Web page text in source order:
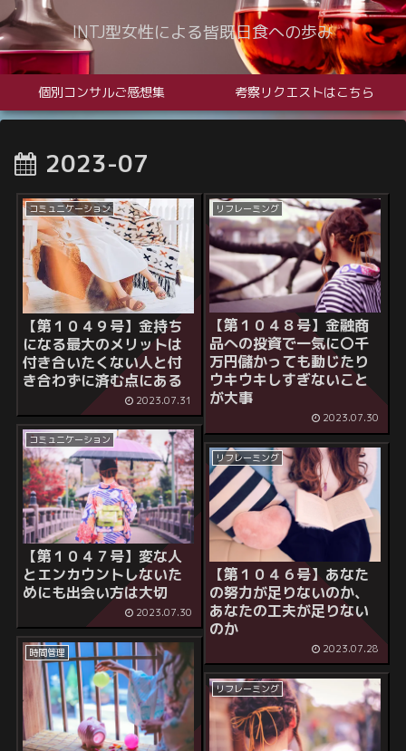
INTJ型女性による皆既日食への歩み
個別コンサルご感想集 考察リクエストはこちら
2023-07
コミュニケーション
【第１０４９号】金持ち
になる最大のメリットは
付き合いたくない人と付
き合わずに済む点にある
2023.07.31
リフレーミング
【第１０４８号】金融商
品への投資で一気に〇千
万円儲かっても動じたり
ウキウキしすぎないこと
が大事
2023.07.30
コミュニケーション
【第１０４７号】変な人
とエンカウントしないた
めにも出会い方は大切
2023.07.30
リフレーミング
【第１０４６号】あなた
の努力が足りないのか、
あなたの工夫が足りない
のか
2023.07.28
時間管理
リフレーミング